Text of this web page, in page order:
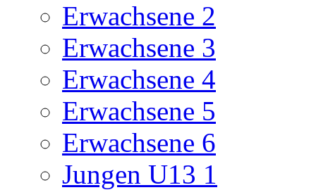
Erwachsene 2
Erwachsene 3
Erwachsene 4
Erwachsene 5
Erwachsene 6
Jungen U13 1